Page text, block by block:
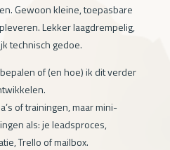
Gewoon kleine, toepasbare
Lekker laagdrempelig,
technisch gedoe.
of (en hoe) ik dit verder
of trainingen, maar mini-
als: je leadsproces,
Trello of mailbox.